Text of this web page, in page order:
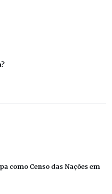
como Censo das Nações em